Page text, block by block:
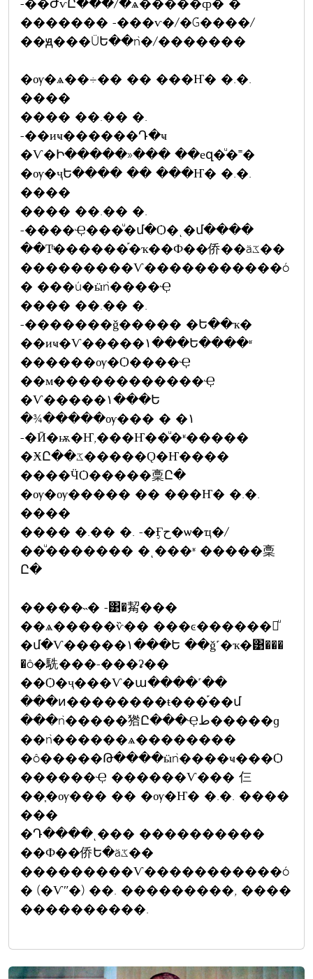
������� -���ѵ�/�Ǵ����/
��ԭ���ŨԵ��ǹ�/�������
�ѹ�ѧ��÷�� �� ���Ҥ� �.�.
����
���� ��.�� �.
-��иҹ������Դ�ҹ
�Ѵ�Ի�����»��� ��еզ�ͧ�˭�
�ѹ�ҷԵ���� �� ���Ҥ� �.�.
����
���� ��.�� �.
-����Ҿ���ͧ�մ�Ѻ�ͺ�մ����
��Тͧ������֡�ҡ��Ф��侨��äػ��
���������Ѵ�����������ó
� ���ú�ӹǹ����Ҿ
���� ��.�� �.
-�������ǧ����� �Ե��ҡ�
��иҹ�Ѵ�����١���Ե����ʶ
������ѹ�Ѻ����Ҿ
��м������������Ҿ
�Ѵ�����١���Ե
�¾�����ѹ��� � �١
-�Ӣ�ѭ�Ҥ,���Ҥ��ͧ�ʶ�����
�ӾԸ��ػ�����Ǫ�Ҥ����
����ӴѺ�����稾Ը�
�ѹ�ѹ����� �� ���Ҥ� �.�.
����
���� �.�� �. -�Ӻح�ѡ�ҵ�/
��ͧ������� �ͺ���ʶ �����稾
Ը�
�����˵� -͹�觢���
��ѧ�����ѷ�� ���ͼ������觨ͧ
�մ�Ѵ�����١���Ե ��ǧ˹�ҡ�͹���
�ô�駪���-���ʡ��
��Ѻ�ҷ���Ѵ�ա����˹��
���ͷ��������ŧ���֡��մ
���ǹ�����㹾Ը���Ҿط�����ɡ
��ǹ������ѧ��������
�ô�����Թ����ӹǹ����ҹ���Ѻ
������Ҿ ������Ѵ��� 仨
��֧�ѹ��� �� �ѹ�Ҥ� �.�. ����
���
�Դ����ͺ��� ����������
��Ф��侨Ե�äػ��
���������Ѵ�����������ó
� (�Ѵʺ�) ��. ���������, ����
����������.